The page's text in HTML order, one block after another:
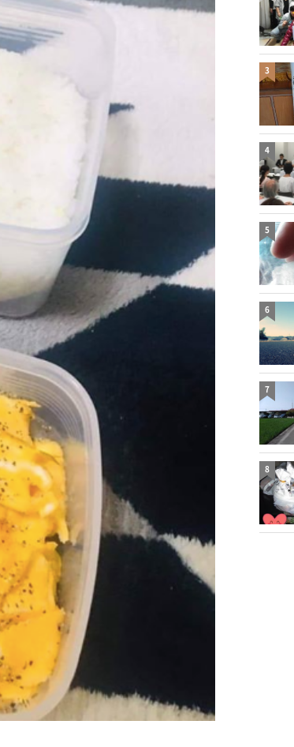
3
4
5
6
7
8